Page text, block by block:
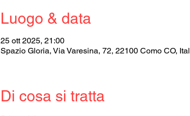
Luogo & data
25 ott 2025, 21:00
Spazio Gloria, Via Varesina, 72, 22100 Como CO,
Di cosa si tratta